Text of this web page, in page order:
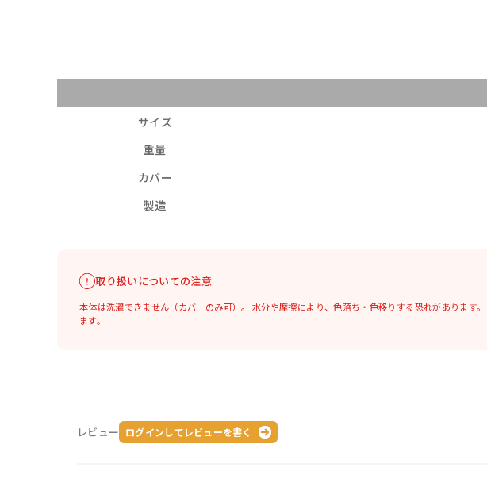
サイズ
重量
カバー
製造
取り扱いについての注意
本体は洗濯できません（カバーのみ可）。水分や摩擦により、色落ち・色移りする恐れがあります。
ます。
レビュー ログインしてレビューを書く